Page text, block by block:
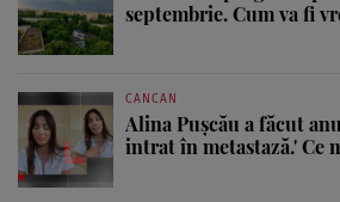
septembrie. Cum va fi
CANCAN
Alina Pușcău a făcut
intrat în metastază.' Ce